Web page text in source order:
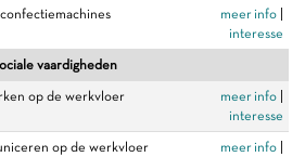
meer info
interesse
vaardigheden
op de werkvloer meer info
interesse
op de werkvloer meer info